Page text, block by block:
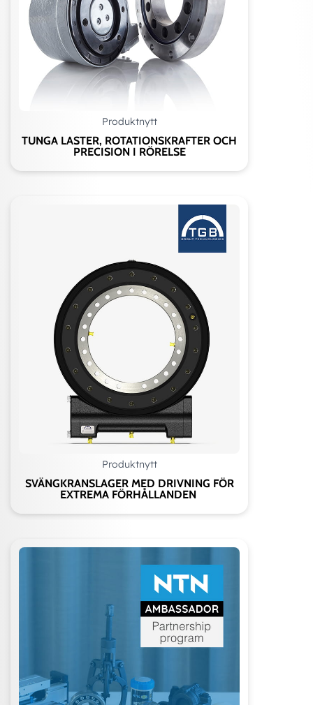
Produktnytt
TUNGA LASTER, ROTATIONSKRAFTER OCH
PRECISION I RÖRELSE
Produktnytt
SVÄNGKRANSLAGER MED DRIVNING FÖR
EXTREMA FÖRHÅLLANDEN